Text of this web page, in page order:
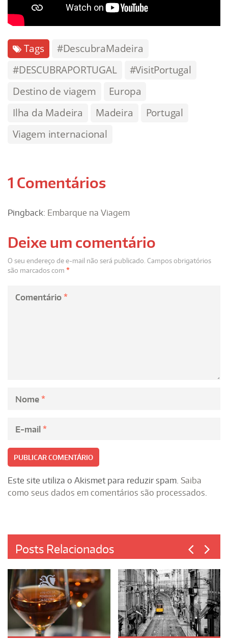
Tags
#DescubraMadeira
#DESCUBRAPORTUGAL
#VisitPortugal
Destino de viagem
Europa
Ilha da Madeira
Madeira
Portugal
Viagem internacional
1 Comentários
Pingback: Embarque na Viagem
Deixe um comentário
O seu endereço de e-mail não será publicado. Campos obrigatórios
são marcados com *
Comentário *
Nome *
E-mail *
Este site utiliza o Akismet para reduzir spam. Saiba
como seus dados em comentários são processados.
Posts Relacionados